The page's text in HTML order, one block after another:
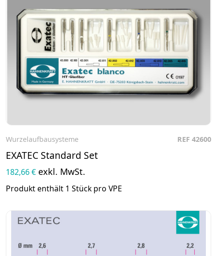
Wurzelaufbausysteme REF 42600
EXATEC Standard Set
182,66 € exkl. MwSt.
Produkt enthält 1 Stück pro VPE